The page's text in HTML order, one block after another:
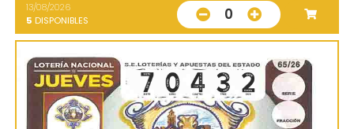
13/08/2026
5 DISPONIBLES 0